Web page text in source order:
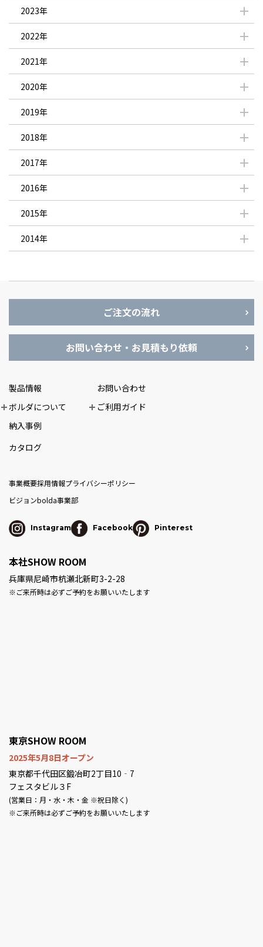
2023年
2022年
2021年
2020年
2019年
2018年
2017年
2016年
2015年
2014年
ご注文の流れ
お問い合わせ・お見積もり依頼
製品情報
ボルダについて
納入事例
カタログ
お問い合わせ
ご利用ガイド
事業概要採用情報プライバシーポリシー
ビジョンbolda事業部
Instagram Facebook Pinterest
本社SHOW ROOM
兵庫県尼崎市杭瀬北新町3-2-28
※ご来所時は必ずご予約をお願いいたします
東京SHOW ROOM
2025年5月8日オープン
東京都千代田区鍛冶町2丁目10‐7
フェスタビル３F
(営業日：月・水・木・金 ※祝日除く)
※ご来所時は必ずご予約をお願いいたします